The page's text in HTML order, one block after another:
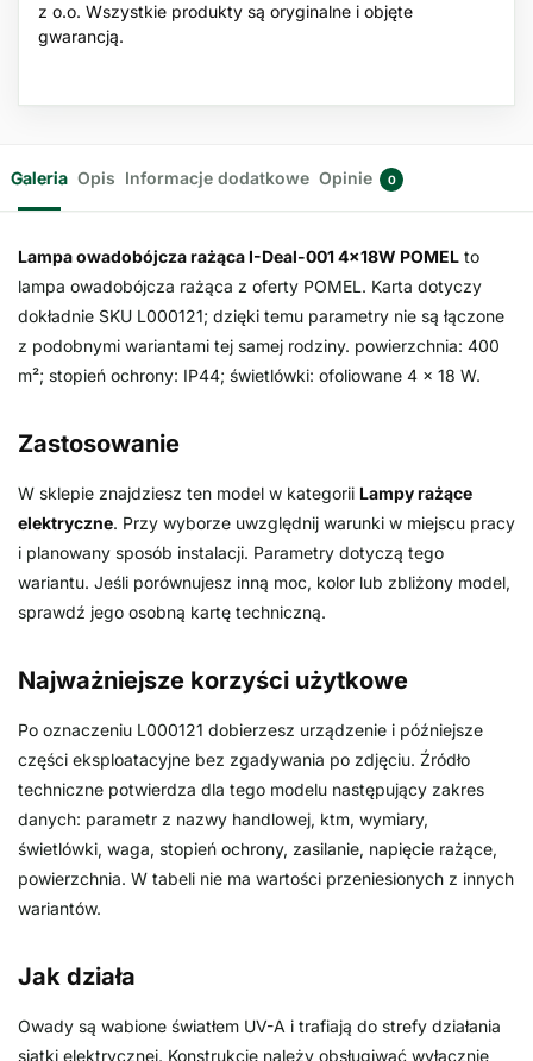
z o.o. Wszystkie produkty są oryginalne i objęte
gwarancją.
Galeria Opis Informacje dodatkowe Opinie 0
Lampa owadobójcza rażąca I-Deal-001 4x18W POMEL to
lampa owadobójcza rażąca z oferty POMEL. Karta dotyczy
dokładnie SKU L000121; dzięki temu parametry nie są łączone
z podobnymi wariantami tej samej rodziny. powierzchnia: 400
m²; stopień ochrony: IP44; świetlówki: ofoliowane 4 × 18 W.
Zastosowanie
W sklepie znajdziesz ten model w kategorii Lampy rażące
elektryczne. Przy wyborze uwzględnij warunki w miejscu pracy
i planowany sposób instalacji. Parametry dotyczą tego
wariantu. Jeśli porównujesz inną moc, kolor lub zbliżony model,
sprawdź jego osobną kartę techniczną.
Najważniejsze korzyści użytkowe
Po oznaczeniu L000121 dobierzesz urządzenie i późniejsze
części eksploatacyjne bez zgadywania po zdjęciu. Źródło
techniczne potwierdza dla tego modelu następujący zakres
danych: parametr z nazwy handlowej, ktm, wymiary,
świetlówki, waga, stopień ochrony, zasilanie, napięcie rażące,
powierzchnia. W tabeli nie ma wartości przeniesionych z innych
wariantów.
Jak działa
Owady są wabione światłem UV-A i trafiają do strefy działania
siatki elektrycznej. Konstrukcję należy obsługiwać wyłącznie